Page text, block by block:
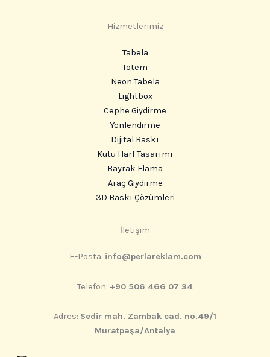
Hizmetlerimiz
Tabela
Totem
Neon Tabela
Lightbox
Cephe Giydirme
Yönlendirme
Dijital Baskı
Kutu Harf Tasarımı
Bayrak Flama
Araç Giydirme
3D Baskı Çözümleri
İletişim
E-Posta: info@perlareklam.com
Telefon: +90 506 466 07 34
Adres: Sedir mah. Zambak cad. no.49/1
Muratpaşa/Antalya